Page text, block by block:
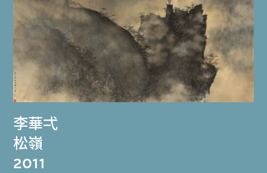
李華弌
松嶺
2011